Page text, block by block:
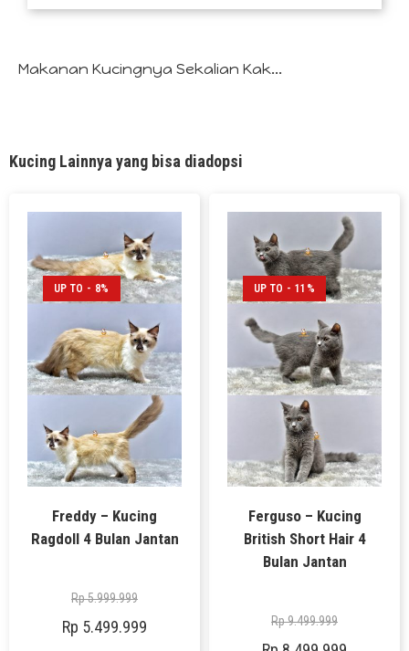
Makanan Kucingnya Sekalian Kak...
Kucing Lainnya yang bisa diadopsi
UP TO - 8%
Freddy – Kucing
Ragdoll 4 Bulan Jantan
Rp5.999.999
Rp 5.499.999
UP TO - 11%
Ferguso – Kucing
British Short Hair 4
Bulan Jantan
Rp9.499.999